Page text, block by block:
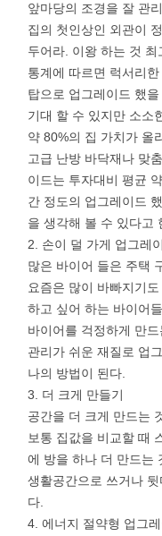
앞마당의 조경을 잘 관
집의 첫인상인 외관이
두어라. 이왕 하는 것
통계에 따르면 럭서리
탑으로 업그레이드 했
기대 할 수 있지만 소소
약 80%의 집 가치가 올
고급 난방 바닥재나 맞
이드는 투자대비 평균
간 정도의 업그레이드
을 생각해 볼 수 있다고
손이 덜 가게 업그레
많은 바이어 들은 주택
요즘은 많이 바빠지기
하고 싶어 하는 바이어
바이어를 걱정하게 만
관리가 쉬운 재질로 업
나의 방법이 된다.
더 크게 만들기
공간을 더 크게 만드는
보통 집값을 비교할 때
에 방을 하나 더 만드는
생활공간으로 쓰거나
다.
에너지 절약형 업그